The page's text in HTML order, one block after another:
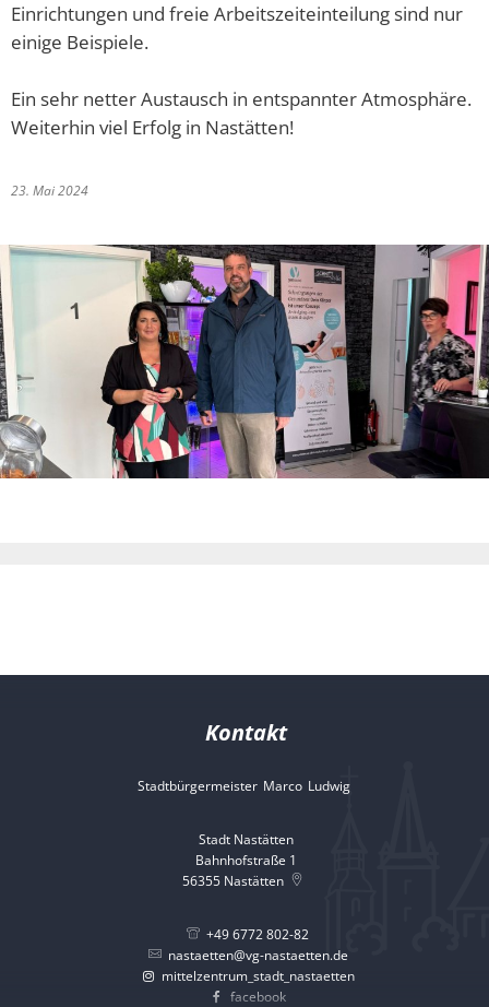
Einrichtungen und freie Arbeitszeiteinteilung sind nur
einige Beispiele.
Ein sehr netter Austausch in entspannter Atmosphäre.
Weiterhin viel Erfolg in Nastätten!
23. Mai 2024
Kontakt
Stadtbürgermeister Marco Ludwig
Stadt Nastätten
Bahnhofstraße 1
56355 Nastätten
+49 6772 802-82
nastaetten@vg-nastaetten.de
mittelzentrum_stadt_nastaetten
facebook